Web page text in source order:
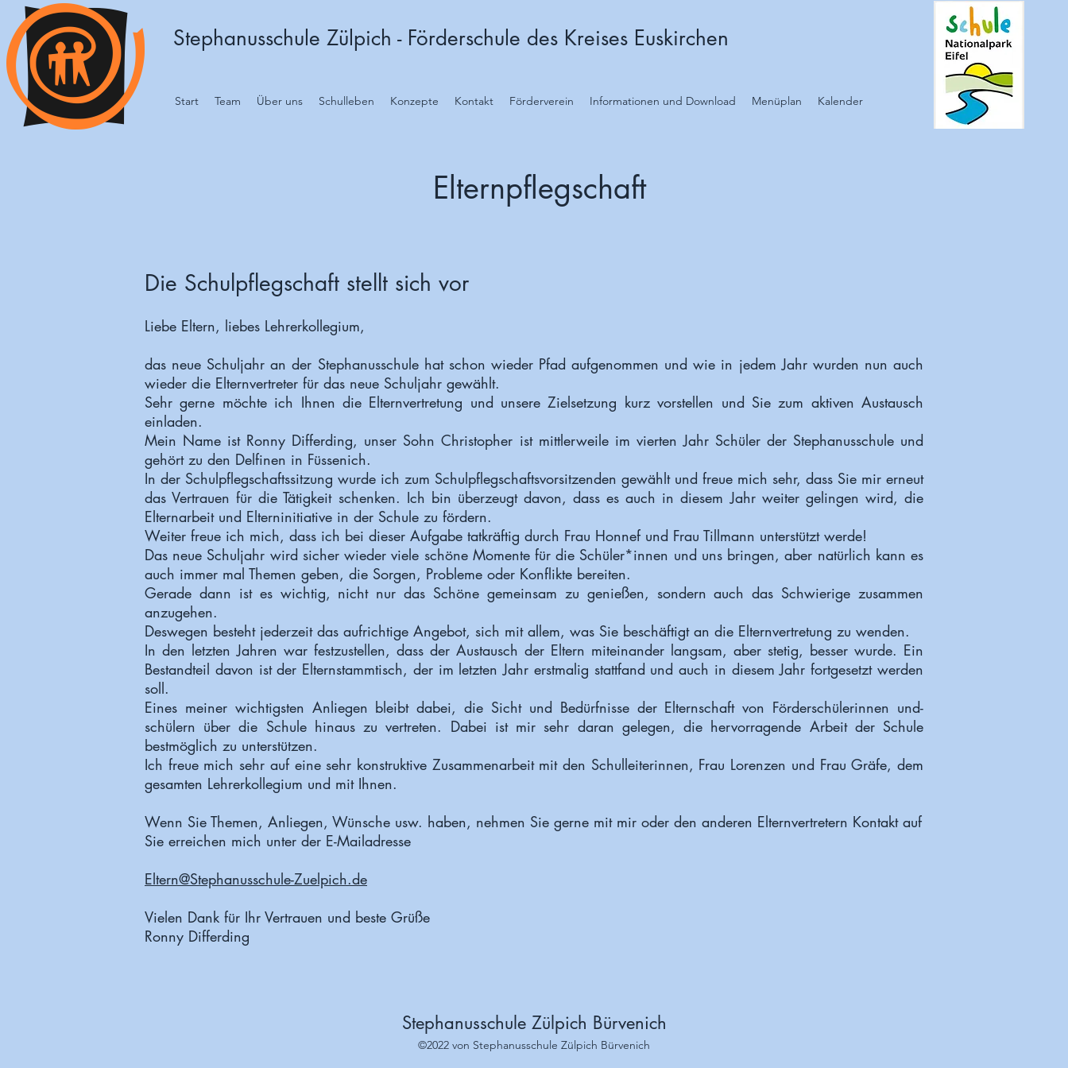
Stephanusschule Zülpich - Förderschule des Kreises Euskirchen
Start Team Über uns Schulleben Konzepte Kontakt Förderverein Informationen und Download Menüplan Kalender
Elternpflegschaft
Die Schulpflegschaft stellt sich vor
Liebe Eltern, liebes Lehrerkollegium,
das neue Schuljahr an der Stephanusschule hat schon wieder Pfad aufgenommen und wie in jedem Jahr wurden nun auch
wieder die Elternvertreter für das neue Schuljahr gewählt.
Sehr gerne möchte ich Ihnen die Elternvertretung und unsere Zielsetzung kurz vorstellen und Sie zum aktiven Austausch
einladen.
Mein Name ist Ronny Differding, unser Sohn Christopher ist mittlerweile im vierten Jahr Schüler der Stephanusschule und
gehört zu den Delfinen in Füssenich.
In der Schulpflegschaftssitzung wurde ich zum Schulpflegschaftsvorsitzenden gewählt und freue mich sehr, dass Sie mir erneut
das Vertrauen für die Tätigkeit schenken. Ich bin überzeugt davon, dass es auch in diesem Jahr weiter gelingen wird, die
Elternarbeit und Elterninitiative in der Schule zu fördern.
Weiter freue ich mich, dass ich bei dieser Aufgabe tatkräftig durch Frau Honnef und Frau Tillmann unterstützt werde!
Das neue Schuljahr wird sicher wieder viele schöne Momente für die Schüler*innen und uns bringen, aber natürlich kann es
auch immer mal Themen geben, die Sorgen, Probleme oder Konflikte bereiten.
Gerade dann ist es wichtig, nicht nur das Schöne gemeinsam zu genießen, sondern auch das Schwierige zusammen
anzugehen.
Deswegen besteht jederzeit das aufrichtige Angebot, sich mit allem, was Sie beschäftigt an die Elternvertretung zu wenden.
In den letzten Jahren war festzustellen, dass der Austausch der Eltern miteinander langsam, aber stetig, besser wurde. Ein
Bestandteil davon ist der Elternstammtisch, der im letzten Jahr erstmalig stattfand und auch in diesem Jahr fortgesetzt werden
soll.
Eines meiner wichtigsten Anliegen bleibt dabei, die Sicht und Bedürfnisse der Elternschaft von Förderschülerinnen und-
schülern über die Schule hinaus zu vertreten. Dabei ist mir sehr daran gelegen, die hervorragende Arbeit der Schule
bestmöglich zu unterstützen.
Ich freue mich sehr auf eine sehr konstruktive Zusammenarbeit mit den Schulleiterinnen, Frau Lorenzen und Frau Gräfe, dem
gesamten Lehrerkollegium und mit Ihnen.
Wenn Sie Themen, Anliegen, Wünsche usw. haben, nehmen Sie gerne mit mir oder den anderen Elternvertretern Kontakt auf
Sie erreichen mich unter der E-Mailadresse
Eltern@Stephanusschule-Zuelpich.de
Vielen Dank für Ihr Vertrauen und beste Grüße
Ronny Differding
Stephanusschule Zülpich Bürvenich
©2022 von Stephanusschule Zülpich Bürvenich